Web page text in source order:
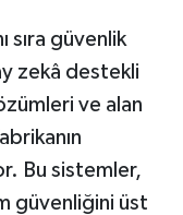
sıra güvenlik
zekâ destekli
ve alan
Bu sistemler,
güvenliğini üst